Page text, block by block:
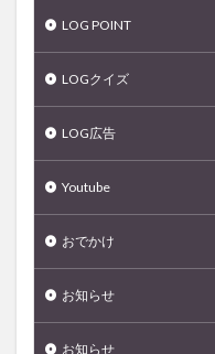
LOG POINT
LOGクイズ
LOG広告
Youtube
おでかけ
お知らせ
お知らせ